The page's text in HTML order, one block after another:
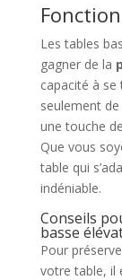
Les tables
gagner de la
capacité à
seulement de
une touche
Que vous
table qui
indéniable.
Conseils
basse
Pour
votre table, il